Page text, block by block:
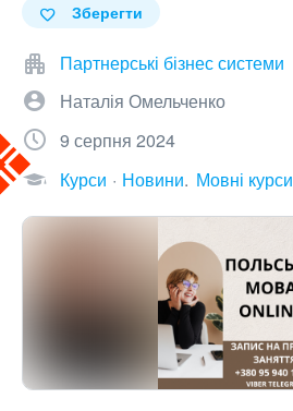
Зберегти
Партнерські бізнес системи
Наталія Омельченко
9 серпня 2024
Курси
Новини Мовні курси